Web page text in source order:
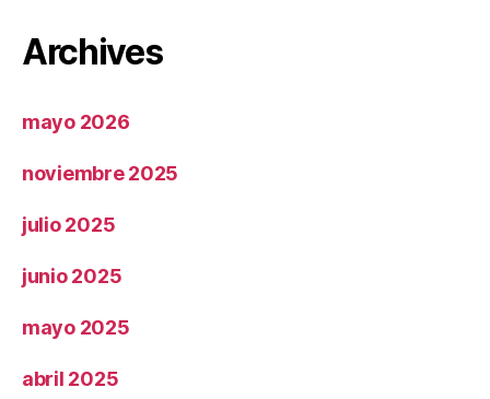
Archives
mayo 2026
noviembre 2025
julio 2025
junio 2025
mayo 2025
abril 2025